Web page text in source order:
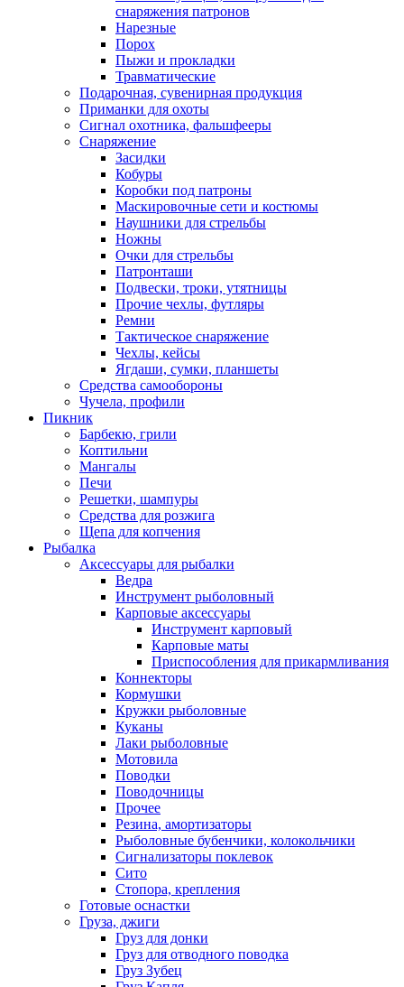
снаряжения патронов
Нарезные
Порох
Пыжи и прокладки
Травматические
Подарочная, сувенирная продукция
Приманки для охоты
Сигнал охотника, фальшфееры
Снаряжение
Засидки
Кобуры
Коробки под патроны
Маскировочные сети и костюмы
Наушники для стрельбы
Ножны
Очки для стрельбы
Патронташи
Подвески, троки, утятницы
Прочие чехлы, футляры
Ремни
Тактическое снаряжение
Чехлы, кейсы
Ягдаши, сумки, планшеты
Средства самообороны
Чучела, профили
Пикник
Барбекю, грили
Коптильни
Мангалы
Печи
Решетки, шампуры
Средства для розжига
Щепа для копчения
Рыбалка
Аксессуары для рыбалки
Ведра
Инструмент рыболовный
Карповые аксессуары
Инструмент карповый
Карповые маты
Приспособления для прикармливания
Коннекторы
Кормушки
Кружки рыболовные
Куканы
Лаки рыболовные
Мотовила
Поводки
Поводочницы
Прочее
Резина, амортизаторы
Рыболовные бубенчики, колокольчики
Сигнализаторы поклевок
Сито
Стопора, крепления
Готовые оснастки
Груза, джиги
Груз для донки
Груз для отводного поводка
Груз Зубец